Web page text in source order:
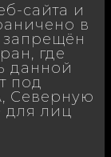
сайта и
в
где
данной
под
Северную
для лиц